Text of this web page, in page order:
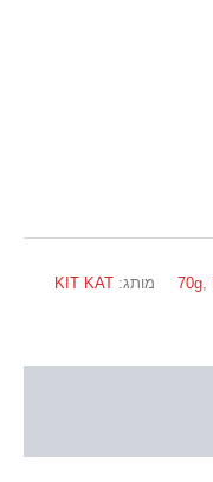
70g, מותג: KIT KAT